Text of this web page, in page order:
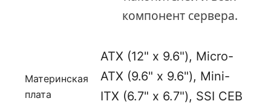
компонент сервера.
Материнская
плата
ATX (12" x 9.6"), Micro-
ATX (9.6" x 9.6"), Mini-
ITX (6.7" x 6.7"), SSI CEB